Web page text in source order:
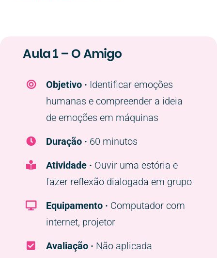
Aula 1 – O Amigo
Objetivo · Identificar emoções
humanas e compreender a ideia
de emoções em máquinas
Duração · 60 minutos
Atividade · Ouvir uma estória e
fazer reflexão dialogada em grupo
Equipamento · Computador com
internet, projetor
Avaliação · Não aplicada